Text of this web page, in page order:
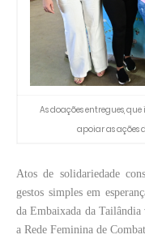
As doações entregues,
apoiar as ações
Atos de solidariedade
gestos simples em
da Embaixada da
a Rede Feminina de